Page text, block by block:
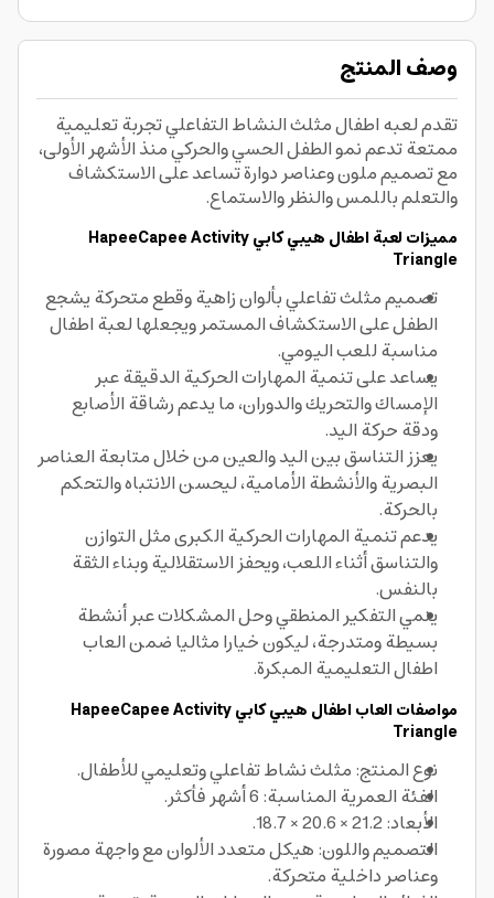
وصف المنتج
تقدم لعبه اطفال مثلث النشاط التفاعلي تجربة تعليمية
ممتعة تدعم نمو الطفل الحسي والحركي منذ الأشهر الأولى،
مع تصميم ملون وعناصر دوارة تساعد على الاستكشاف
والتعلم باللمس والنظر والاستماع.
مميزات لعبة اطفال هيبي كابيHapeeCapee Activity
Triangle
تصميم مثلث تفاعلي بألوان زاهية وقطع متحركة يشجع
الطفل على الاستكشاف المستمر ويجعلها لعبة اطفال
مناسبة للعب اليومي.
يساعد على تنمية المهارات الحركية الدقيقة عبر
الإمساك والتحريك والدوران، ما يدعم رشاقة الأصابع
ودقة حركة اليد.
يعزز التناسق بين اليد والعين من خلال متابعة العناصر
البصرية والأنشطة الأمامية، ليحسن الانتباه والتحكم
بالحركة.
يدعم تنمية المهارات الحركية الكبرى مثل التوازن
والتناسق أثناء اللعب، ويحفز الاستقلالية وبناء الثقة
بالنفس.
ينمي التفكير المنطقي وحل المشكلات عبر أنشطة
بسيطة ومتدرجة، ليكون خيارا مثاليا ضمن العاب
اطفال التعليمية المبكرة.
مواصفات العاب اطفال هيبي كابيHapeeCapee Activity
Triangle
نوع المنتج: مثلث نشاط تفاعلي وتعليمي للأطفال.
الفئة العمرية المناسبة: 6 أشهر فأكثر.
الأبعاد: 21.2 × 20.6 × 18.7.
التصميم واللون: هيكل متعدد الألوان مع واجهة مصورة
وعناصر داخلية متحركة.